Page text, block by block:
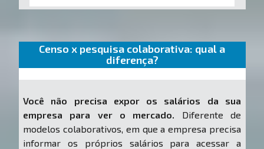
Censo x pesquisa colaborativa: qual a
diferença?
Você não precisa expor os salários da sua
empresa para ver o mercado. Diferente de
modelos colaborativos, em que a empresa precisa
informar os próprios salários para acessar a